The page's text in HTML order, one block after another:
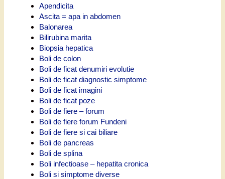
Apendicita
Ascita = apa in abdomen
Balonarea
Bilirubina marita
Biopsia hepatica
Boli de colon
Boli de ficat denumiri evolutie
Boli de ficat diagnostic simptome
Boli de ficat imagini
Boli de ficat poze
Boli de fiere – forum
Boli de fiere forum Fundeni
Boli de fiere si cai biliare
Boli de pancreas
Boli de splina
Boli infectioase – hepatita cronica
Boli si simptome diverse